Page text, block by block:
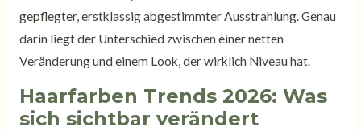
gepflegter, erstklassig abgestimmter Ausstrahlung. Genau
darin liegt der Unterschied zwischen einer netten
Veränderung und einem Look, der wirklich Niveau hat.
Haarfarben Trends 2026: Was
sich sichtbar verändert